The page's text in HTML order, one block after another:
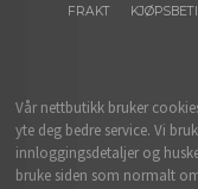
FRAKT
Vår nettbutikk bruker
yte deg bedre service. Vi
innloggingsdetaljer og
bruke siden som normalt